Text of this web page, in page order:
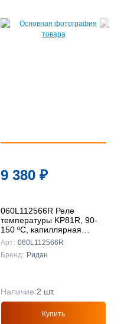
9 380 ₽
060L112566R Реле
температуры KP81R, 90-
150 ºС, капиллярная
трубка 2м, Ридан
Арт: 060L112566R
Бренд: Ридан
Наличие:2 шт.
Купить